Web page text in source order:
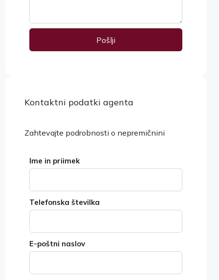
Pošlji
Kontaktni podatki agenta
Zahtevajte podrobnosti o nepremičnini
Ime in priimek
Telefonska številka
E-poštni naslov